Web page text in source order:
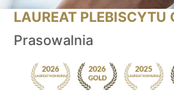
LAUREAT PLEBISCYTU
Prasowalnia